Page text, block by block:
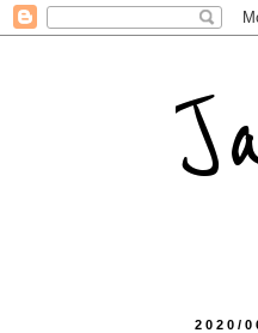
2020/